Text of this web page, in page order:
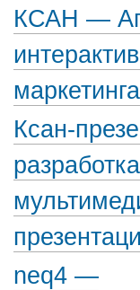
КСАН —
маркетинга
Ксан-
разработка
neq4 —